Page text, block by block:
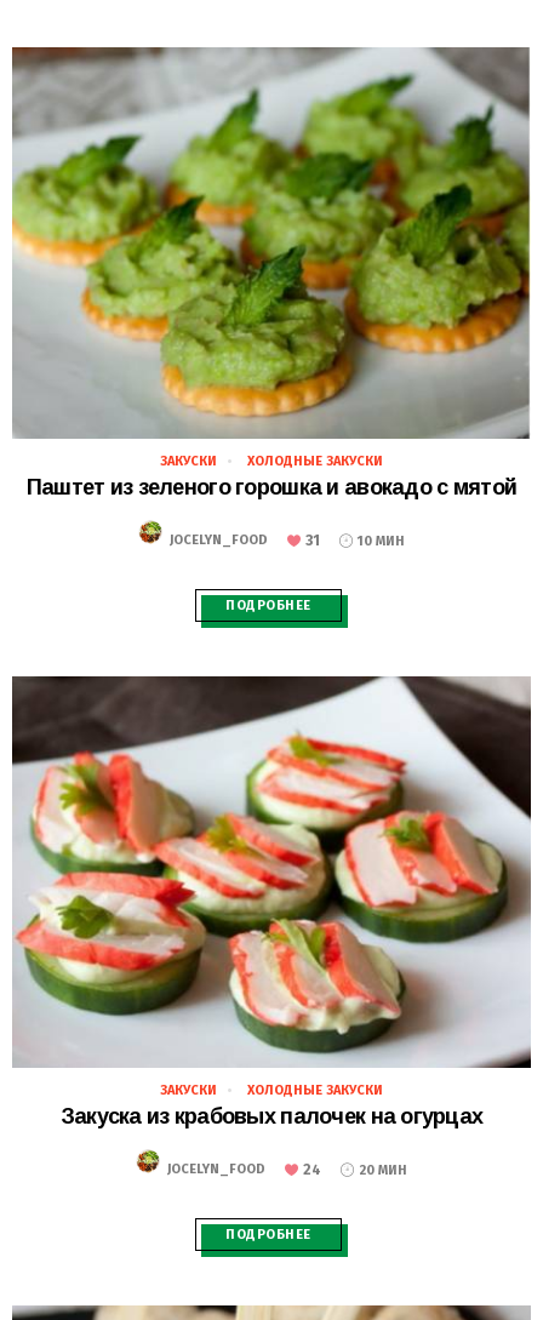
28.02.2021
ЗАКУСКИ ХОЛОДНЫЕ ЗАКУСКИ
Паштет из зеленого горошка и авокадо с мятой
JOCELYN_FOOD 31 10 МИН
ПОДРОБНЕЕ
28.02.2021
ЗАКУСКИ ХОЛОДНЫЕ ЗАКУСКИ
Закуска из крабовых палочек на огурцах
JOCELYN_FOOD 24 20 МИН
ПОДРОБНЕЕ